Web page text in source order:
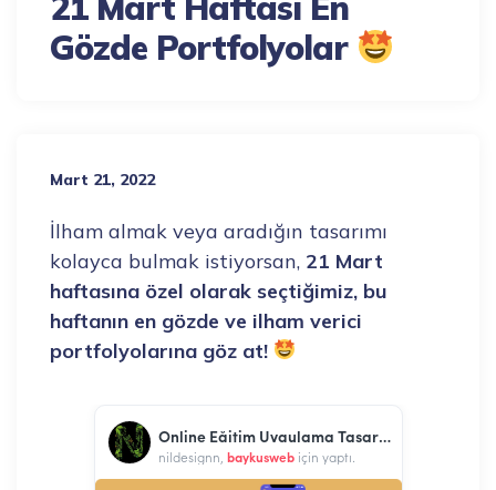
Gözde Portfolyolar
Mart 21, 2022
İlham almak veya aradığın tasarımı
kolayca bulmak istiyorsan, 21 Mart
haftasına özel olarak seçtiğimiz, bu
haftanın en gözde ve ilham verici
portfolyolarına göz at!